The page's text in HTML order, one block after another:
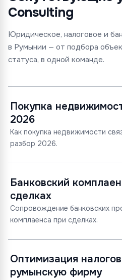
Consulting
Юридическое, налоговое и
в Румынии — от подбора
статуса, в одной команде.
Покупка
2026
Как покупка недвижимости
разбор 2026.
Банковский
сделках
Сопровождение банковских
комплаенса при сделках.
Оптимизация
румынскую фирму